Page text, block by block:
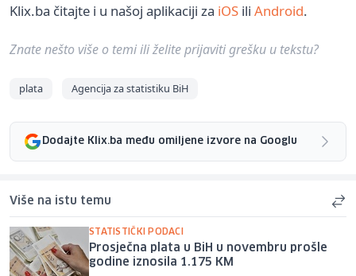
Klix.ba čitajte i u našoj aplikaciji za iOS ili Android.
Znate nešto više o temi ili želite prijaviti grešku u tekstu?
plata Agencija za statistiku BiH
Dodajte Klix.ba među omiljene izvore na Googlu
Više na istu temu
STATISTIČKI PODACI
Prosječna plata u BiH u novembru prošle
godine iznosila 1.175 KM